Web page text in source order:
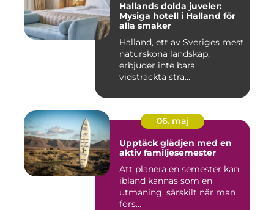
Hallands dolda juveler:
Mysiga hotell i Halland för
alla smaker
Halland, ett av Sveriges mest
natursköna landskap,
erbjuder inte bara
vidsträckta strä...
06. maj
Upptäck glädjen med en
aktiv familjesemester
Att planera en semester kan
ibland kännas som en
utmaning, särskilt när man
förs...